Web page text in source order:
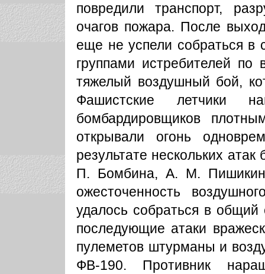
повредили транспорт,
очагов пожара. После
еще не успели собраться в
группами истребителей
тяжелый воздушный бой,
Фашистские летчики
бомбардировщиков
открывали огонь
результате нескольких
П. Бомбина, А. М.
ожесточенность
удалось собраться в общий
последующие атаки
пулеметов штурманы и
ФВ-190. Противник